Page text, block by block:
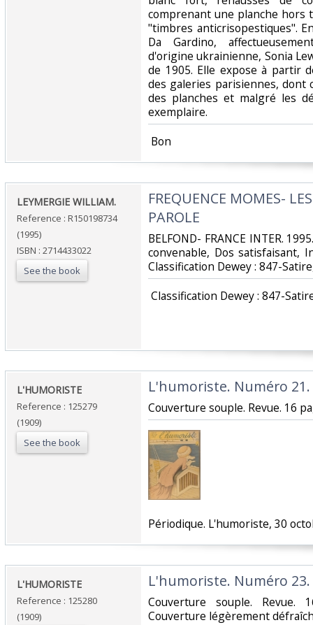
comprenant une planche hors
"timbres anticrisopestiques".
Da Gardino,
d'origine ukrainienne, Sonia
de 1905. Elle expose à partir
des galeries parisiennes, dont
des planches et malgré les
exemplaire.‎
‎ Bon ‎
‎LEYMERGIE WILLIAM.‎
Reference : R150198734
(1995)
ISBN : 2714433022
See the book
‎FREQUENCE MOMES-
PAROLE‎
‎BELFOND- FRANCE INTER.
convenable, Dos satisfaisant,
Classification Dewey : 847-
Classification Dewey : 847-
‎L'HUMORISTE ‎
Reference : 125279
(1909)
See the book
‎L'humoriste. Numéro 21.‎
‎Couverture souple. Revue. 16
‎Périodique. L'humoriste, 30
‎L'HUMORISTE ‎
Reference : 125280
(1909)
‎L'humoriste. Numéro 23.‎
‎Couverture souple. Revue.
Couverture légèrement